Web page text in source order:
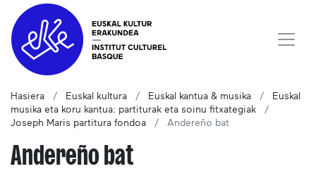
Hasiera Euskal kultura Euskal kantua & musika
Euskal
musika eta koru kantua: partiturak eta soinu fitxategiak
Joseph Maris partitura fondoa
Andereño bat
Andereño bat